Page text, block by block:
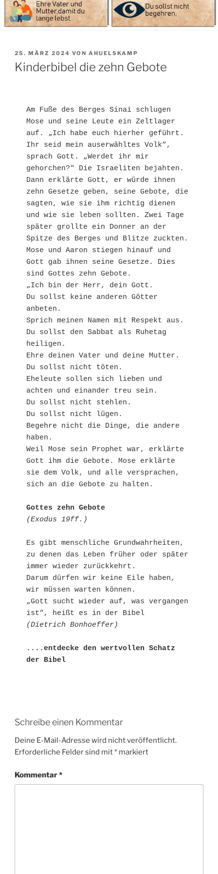
VERÖFFENTLICHT
AM
25. MÄRZ 2024 VON AHUELSKAMP
Kinderbibel die zehn Gebote
Am Fuße des Berges Sinai schlugen
Mose und seine Leute ein Zeltlager
auf. „Ich habe euch hierher geführt.
Ihr seid mein auserwähltes Volk“,
sprach Gott. „Werdet ihr mir
gehorchen?“ Die Israeliten bejahten.
Dann erklärte Gott, er würde ihnen
zehn Gesetze geben, seine Gebote, die
sagten, wie sie ihm richtig dienen
und wie sie leben sollten. Zwei Tage
später grollte ein Donner an der
Spitze des Berges und Blitze zuckten.
Mose und Aaron stiegen hinauf und
Gott gab ihnen seine Gesetze. Dies
sind Gottes zehn Gebote.
„Ich bin der Herr, dein Gott.
Du sollst keine anderen Götter
anbeten.
Sprich meinen Namen mit Respekt aus.
Du sollst den Sabbat als Ruhetag
heiligen.
Ehre deinen Vater und deine Mutter.
Du sollst nicht töten.
Eheleute sollen sich lieben und
achten und einander treu sein.
Du sollst nicht stehlen.
Du sollst nicht lügen.
Begehre nicht die Dinge, die andere
haben.
Weil Mose sein Prophet war, erklärte
Gott ihm die Gebote. Mose erklärte
sie dem Volk, und alle versprachen,
sich an die Gebote zu halten.
Gottes zehn Gebote
(Exodus 19ff.)
Es gibt menschliche Grundwahrheiten,
zu denen das Leben früher oder später
immer wieder zurückkehrt.
Darum dürfen wir keine Eile haben,
wir müssen warten können.
„Gott sucht wieder auf, was vergangen
(Dietrich Bonhoeffer)
....entdecke den wertvollen Schatz
der Bibel
Schreibe einen Kommentar
Deine E-Mail-Adresse wird nicht veröffentlicht.
Erforderliche Felder sind mit* markiert
Kommentar*